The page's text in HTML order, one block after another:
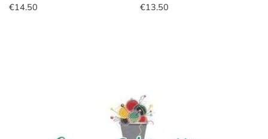
€14.50
€13.50